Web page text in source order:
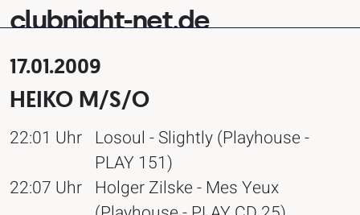
clubnight-net.de
17.01.2009
HEIKO M/S/O
22:01 Uhr Losoul - Slightly (Playhouse -
PLAY 151)
22:07 Uhr Holger Zilske - Mes Yeux